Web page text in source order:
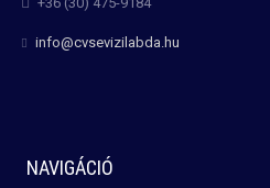
info@cvsevizilabda.hu
NAVIGÁCIÓ